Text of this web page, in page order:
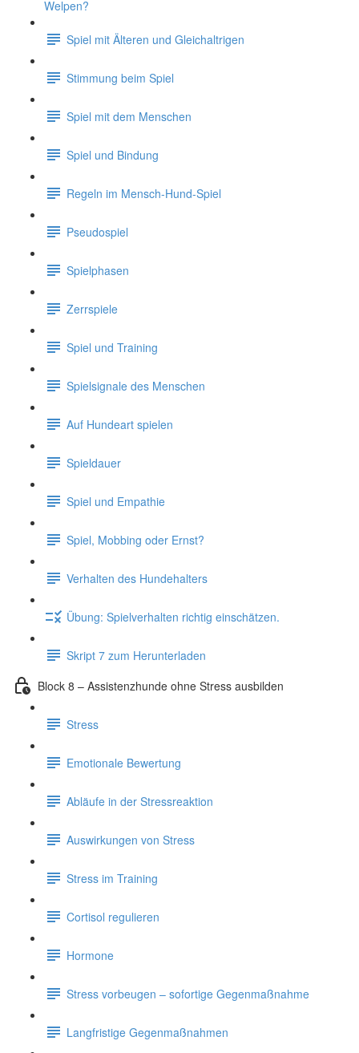
Welpen?
Spiel mit Älteren und Gleichaltrigen
Stimmung beim Spiel
Spiel mit dem Menschen
Spiel und Bindung
Regeln im Mensch-Hund-Spiel
Pseudospiel
Spielphasen
Zerrspiele
Spiel und Training
Spielsignale des Menschen
Auf Hundeart spielen
Spieldauer
Spiel und Empathie
Spiel, Mobbing oder Ernst?
Verhalten des Hundehalters
Übung: Spielverhalten richtig einschätzen.
Skript 7 zum Herunterladen
Block 8 – Assistenzhunde ohne Stress ausbilden
Stress
Emotionale Bewertung
Abläufe in der Stressreaktion
Auswirkungen von Stress
Stress im Training
Cortisol regulieren
Hormone
Stress vorbeugen – sofortige Gegenmaßnahme
Langfristige Gegenmaßnahmen